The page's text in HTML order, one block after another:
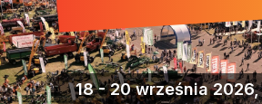
18 - 20 września